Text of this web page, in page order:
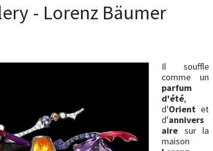
- Lorenz Bäumer
Il souffle
comme un
parfum
d'été,
d'Orient et
d'annivers
aire sur la
maison